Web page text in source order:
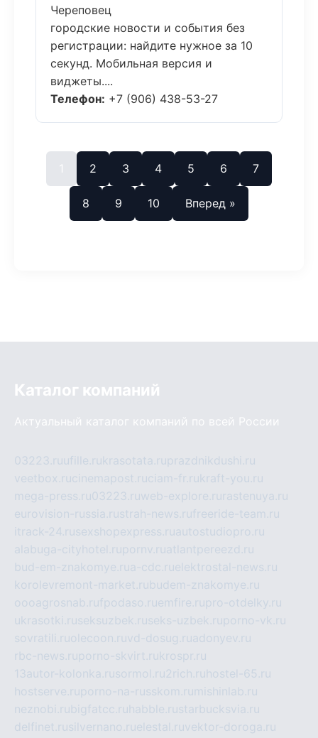
Череповец
городские новости и события без
регистрации: найдите нужное за 10
секунд. Мобильная версия и
виджеты....
Телефон: +7 (906) 438-53-27
1 2 3 4 5 6 7
8 9 10 Вперед »
Каталог компаний
Актуальный каталог компаний по всей России
03223.ruufille.rukrasotata.ruprazdnikdushi.ru
veetbox.rucinemapost.ruciam-fr.rukraft-you.ru
mega-press.ru03223.ruweb-explore.ru rastenuya.ru
eurovision-russia.rustrah-news.rufreeride-team.ru
itrack-24.rusexshopexpress.ruautostudiopro.ru
alabuga-cityhotel.rupornv.ruatlantpereezd.ru
bud-em-znakomye.rua-cdc.ruelektrostal-news.ru
korolevremont-market.rubudem-znakomye.ru
oooagrosnab.rufpodaso.ruemfire.rupro-otdelky.ru
ukrasotki.ruseksuzbek.ruseks-uzbek.ruporno-vk.ru
sovratili.ruolecoon.ruvd-dosug.ruadonyev.ru
rbc-news.ruporno-skvirt.rukrospr.ru
13autor-kolonka.rusormol.ru2rich.ru hostel-65.ru
hostserve.ruporno-na-russkom.ru mishinlab.ru
neznobi.rubigfatcc.ru habble.rustarbucksvia.ru
delfinet.rusilvernano.ruelestal.ruvektor-doroga.ru